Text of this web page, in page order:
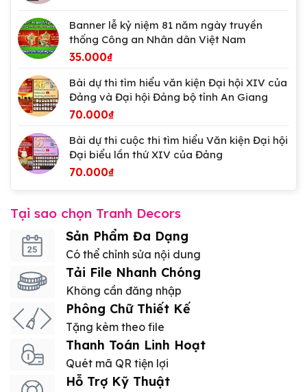
Banner lễ kỷ niệm 81 năm ngày truyền
thống Công an Nhân dân Việt Nam
35.000₫
Bài dự thi tìm hiểu văn kiện Đại hội XIV của
Đảng và Đại hội Đảng bộ tỉnh An Giang
70.000₫
Bài dự thi cuộc thi tìm hiểu Văn kiện Đại hội
Đại biểu lần thứ XIV của Đảng
70.000₫
Tại sao chọn Tranh Decors
Sản Phẩm Đa Dạng
Có thể chỉnh sửa nội dung
Tải File Nhanh Chóng
Không cần đăng nhập
Phông Chữ Thiết Kế
Tặng kèm theo file
Thanh Toán Linh Hoạt
Quét mã QR tiện lợi
Hỗ Trợ Kỹ Thuật